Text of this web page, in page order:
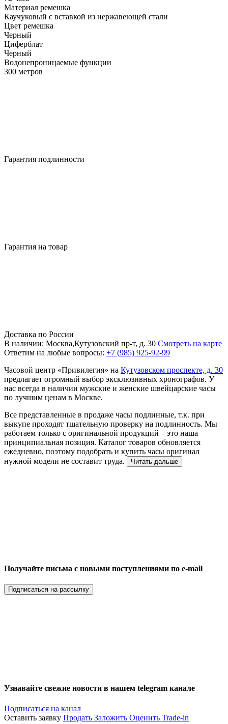
Материал ремешка
Каучуковый с вставкой из нержавеющей стали
Цвет ремешка
Черный
Циферблат
Черный
Водонепроницаемые функции
300 метров
Гарантия подлинности
Гарантия на товар
Доставка по России
В наличии: Москва,Кутузовский пр-т, д. 30 Смотреть на карте
Ответим на любые вопросы: +7 (985) 925-92-99
Часовой центр «Привилегия» на Кутузовском проспекте, д. 30
предлагает огромный выбор эксклюзивных хронографов. У
нас всегда в наличии мужские и женские швейцарские часы
по лучшим ценам в Москве.
Все представленные в продаже часы подлинные, т.к. при
выкупе проходят тщательную проверку на подлинность. Мы
работаем только с оригинальной продукций – это наша
принципиальная позиция. Каталог товаров обновляется
ежедневно, поэтому подобрать и купить часы оригинал
нужной модели не составит труда.
Читать дальше
Получайте письма с новыми поступлениями по e-mail
Подписаться на рассылку
Узнавайте свежие новости в нашем telegram канале
Подписаться на канал
Оставить заявку Продать Заложить Оценить Trade-in